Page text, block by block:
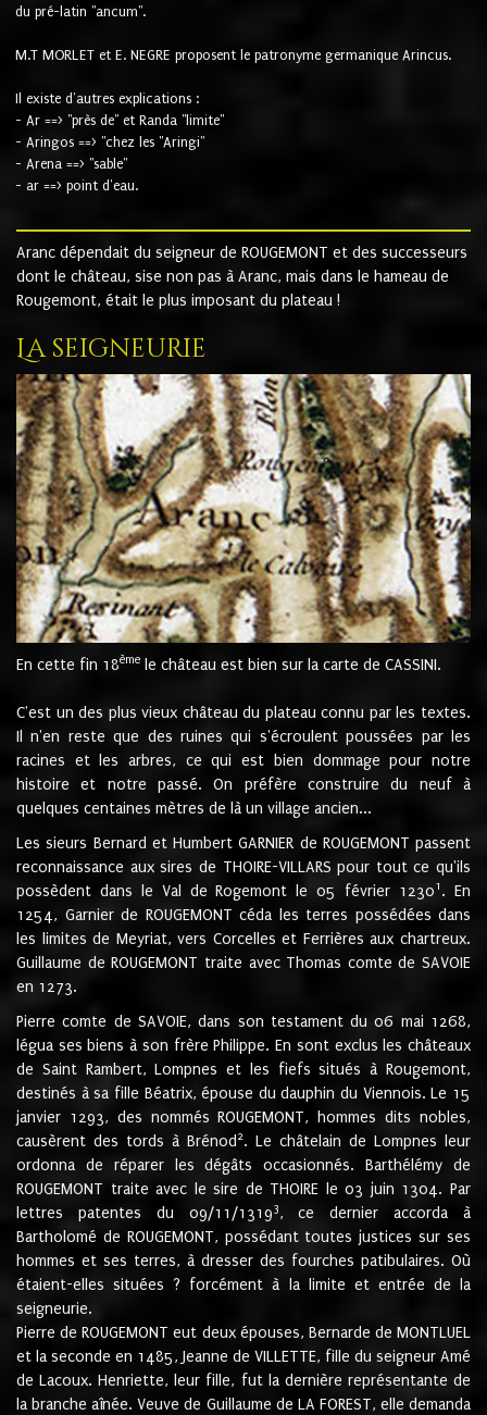
du pré-latin "ancum".
M.T MORLET et E. NEGRE proposent le patronyme germanique Arincus.
Il existe d'autres explications :
- Ar ==> "près de" et Randa "limite"
- Aringos ==> "chez les "Aringi"
- Arena ==> "sable"
- ar ==> point d'eau.
Aranc dépendait du seigneur de ROUGEMONT et des successeurs
dont le château, sise non pas à Aranc, mais dans le hameau de
Rougemont, était le plus imposant du plateau !
La seigneurie
En cette fin 18ème le château est bien sur la carte de CASSINI.
C'est un des plus vieux château du plateau connu par les textes.
Il n'en reste que des ruines qui s'écroulent poussées par les
racines et les arbres, ce qui est bien dommage pour notre
histoire et notre passé. On préfère construire du neuf à
quelques centaines mètres de là un village ancien...
Les sieurs Bernard et Humbert GARNIER de ROUGEMONT passent
reconnaissance aux sires de THOIRE-VILLARS pour tout ce qu'ils
possèdent dans le Val de Rogemont le 05 février 12301 . En
1254, Garnier de ROUGEMONT céda les terres possédées dans
les limites de Meyriat, vers Corcelles et Ferrières aux chartreux.
Guillaume de ROUGEMONT traite avec Thomas comte de SAVOIE
en 1273.
Pierre comte de SAVOIE, dans son testament du 06 mai 1268,
légua ses biens à son frère Philippe. En sont exclus les châteaux
de Saint Rambert, Lompnes et les fiefs situés à Rougemont,
destinés à sa fille Béatrix, épouse du dauphin du Viennois. Le 15
janvier 1293, des nommés ROUGEMONT, hommes dits nobles,
causèrent des tords à Brénod 2. Le châtelain de Lompnes leur
ordonna de réparer les dégâts occasionnés. Barthélémy de
ROUGEMONT traite avec le sire de THOIRE le 03 juin 1304. Par
lettres patentes du 09/11/13193, ce dernier accorda à
Bartholomé de ROUGEMONT, possédant toutes justices sur ses
hommes et ses terres, à dresser des fourches patibulaires. Où
étaient-elles situées ? forcément à la limite et entrée de la
seigneurie.
Pierre de ROUGEMONT eut deux épouses, Bernarde de MONTLUEL
et la seconde en 1485, Jeanne de VILLETTE, fille du seigneur Amé
de Lacoux. Henriette, leur fille, fut la dernière représentante de
la branche aînée. Veuve de Guillaume de LA FOREST, elle demanda